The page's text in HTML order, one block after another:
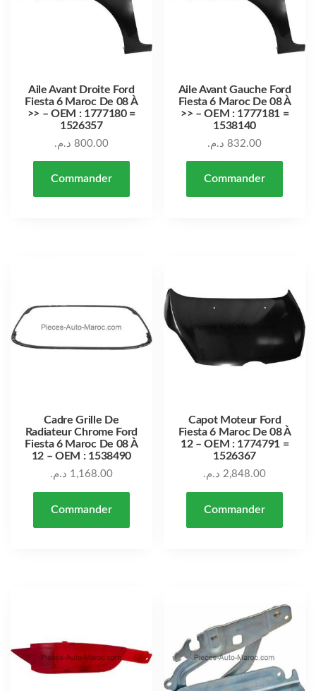
Aile Avant Droite Ford
Fiesta 6 Maroc De 08 À
>> – OEM : 1777180 =
1526357
800.00 د.م.
Commander
Aile Avant Gauche Ford
Fiesta 6 Maroc De 08 À
>> – OEM : 1777181 =
1538140
832.00 د.م.
Commander
Cadre Grille De
Radiateur Chrome Ford
Fiesta 6 Maroc De 08 À
12 – OEM : 1538490
1,168.00 د.م.
Commander
Capot Moteur Ford
Fiesta 6 Maroc De 08 À
12 – OEM : 1774791 =
1526367
2,848.00 د.م.
Commander